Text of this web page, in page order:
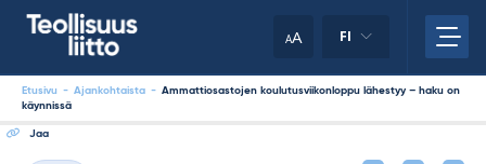
AA FI
Etusivu - Ajankohtaista - Ammattiosastojen koulutusviikonloppu lähestyy – haku on
käynnissä
Jaa